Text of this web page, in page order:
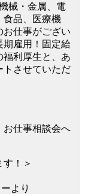
械・金属、電
食品、医療機
お仕事がござい
期雇用！固定給
福利厚生と、あ
トさせていただ
お仕事相談会へ
！＞
より